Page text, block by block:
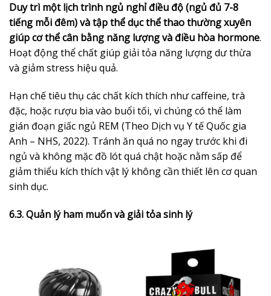
Duy trì một lịch trình ngủ nghỉ điều độ (ngủ đủ 7-8
tiếng mỗi đêm) và tập thể dục thể thao thường xuyên
giúp cơ thể cân bằng năng lượng và điều hòa hormone.
Hoạt động thể chất giúp giải tỏa năng lượng dư thừa
và giảm stress hiệu quả.
Hạn chế tiêu thụ các chất kích thích như caffeine, trà
đặc, hoặc rượu bia vào buổi tối, vì chúng có thể làm
gián đoạn giấc ngủ REM (Theo Dịch vụ Y tế Quốc gia
Anh – NHS, 2022). Tránh ăn quá no ngay trước khi đi
ngủ và không mặc đồ lót quá chật hoặc nằm sấp để
giảm thiểu kích thích vật lý không cần thiết lên cơ quan
sinh dục.
6.3. Quản lý ham muốn và giải tỏa sinh lý